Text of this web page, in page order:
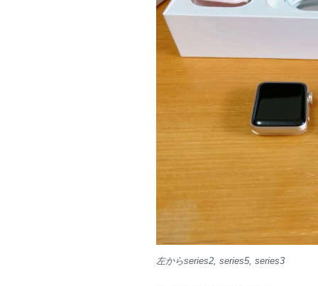
左からseries2, series5, series3